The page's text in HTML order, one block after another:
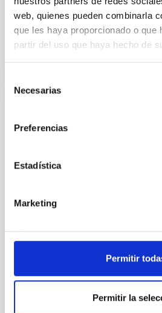
web, quienes pueden combinarla
que les haya proporcionado o que
partir del uso que haya hecho de
Necesarias
Preferencias
Estadística
Marketing
Permitir
Permitir la
Fecha en vigor 01/02/2017
No vigente
Adenda al Convenio de
el IAC, Fundación
Becas de Doctorado
al convenio de colaboración de
2013 con la finalidad de